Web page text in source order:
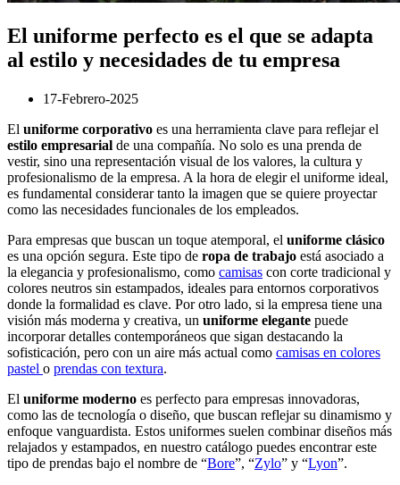
El uniforme perfecto es el que se adapta
al estilo y necesidades de tu empresa
17-Febrero-2025
El uniforme corporativo es una herramienta clave para reflejar el
estilo empresarial de una compañía. No solo es una prenda de
vestir, sino una representación visual de los valores, la cultura y
profesionalismo de la empresa. A la hora de elegir el uniforme ideal,
es fundamental considerar tanto la imagen que se quiere proyectar
como las necesidades funcionales de los empleados.
Para empresas que buscan un toque atemporal, el uniforme clásico
es una opción segura. Este tipo de ropa de trabajo está asociado a
la elegancia y profesionalismo, como camisas con corte tradicional y
colores neutros sin estampados, ideales para entornos corporativos
donde la formalidad es clave. Por otro lado, si la empresa tiene una
visión más moderna y creativa, un uniforme elegante puede
incorporar detalles contemporáneos que sigan destacando la
sofisticación, pero con un aire más actual como camisas en colores
pastel o prendas con textura.
El uniforme moderno es perfecto para empresas innovadoras,
como las de tecnología o diseño, que buscan reflejar su dinamismo y
enfoque vanguardista. Estos uniformes suelen combinar diseños más
relajados y estampados, en nuestro catálogo puedes encontrar este
tipo de prendas bajo el nombre de “Bore”, “Zylo” y “Lyon”.